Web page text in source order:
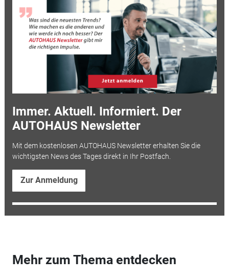
Immer. Aktuell. Informiert. Der
AUTOHAUS Newsletter
Mit dem kostenlosen AUTOHAUS Newsletter erhalten Sie die
wichtigsten News des Tages direkt in Ihr Postfach.
Zur Anmeldung
Mehr zum Thema entdecken